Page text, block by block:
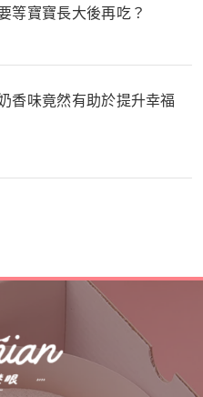
等寶寶長大後再吃？
香味竟然有助於提升幸福